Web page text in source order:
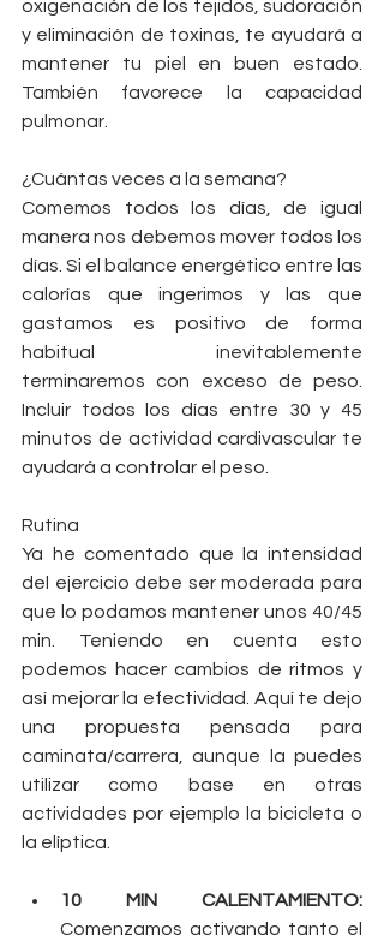
oxigenación de los tejidos, sudoración
y eliminación de toxinas, te ayudará a
mantener tu piel en buen estado.
También favorece la capacidad
pulmonar.
¿Cuántas veces a la semana?
Comemos todos los días, de igual
manera nos debemos mover todos los
días. Si el balance energético entre las
calorías que ingerimos y las que
gastamos es positivo de forma
habitual inevitablemente
terminaremos con exceso de peso.
Incluir todos los días entre 30 y 45
minutos de actividad cardivascular te
ayudará a controlar el peso.
Rutina
Ya he comentado que la intensidad
del ejercicio debe ser moderada para
que lo podamos mantener unos 40/45
min. Teniendo en cuenta esto
podemos hacer cambios de ritmos y
así mejorar la efectividad. Aquí te dejo
una propuesta pensada para
caminata/carrera, aunque la puedes
utilizar como base en otras
actividades por ejemplo la bicicleta o
la elíptica.
10 MIN CALENTAMIENTO:
Comenzamos activando tanto el